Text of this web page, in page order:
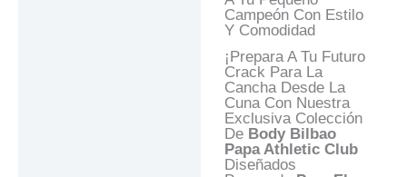
Campeón Con Estilo
Y Comodidad
¡Prepara A Tu Futuro
Crack Para La
Cancha Desde La
Cuna Con Nuestra
Exclusiva Colección
De Body Bilbao
Papa Athletic Club
Diseñados